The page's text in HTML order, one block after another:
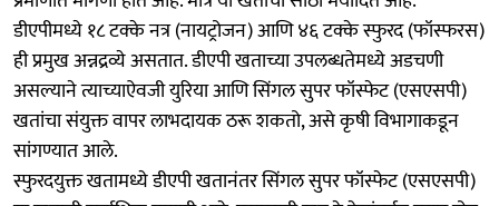
डीएपीमध्ये १८ टक्के नत्र (नायट्रोजन) आणि ४६ टक्के स्फुरद (फॉस्फरस)
ही प्रमुख अन्नद्रव्ये असतात. डीएपी खताच्या उपलब्धतेमध्ये अडचणी
असल्याने त्याच्याऐवजी युरिया आणि सिंगल सुपर फॉस्फेट (एसएसपी)
खतांचा संयुक्त वापर लाभदायक ठरू शकतो, असे कृषी विभागाकडून
सांगण्यात आले.
स्फुरदयुक्त खतामध्ये डीएपी खतानंतर सिंगल सुपर फॉस्फेट (एसएसपी)